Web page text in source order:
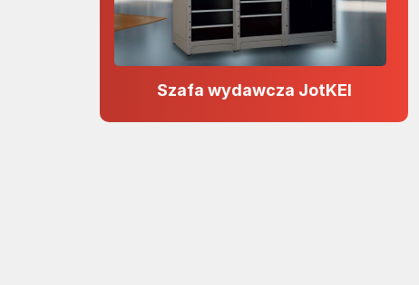
Szafa wydawcza JotKEl